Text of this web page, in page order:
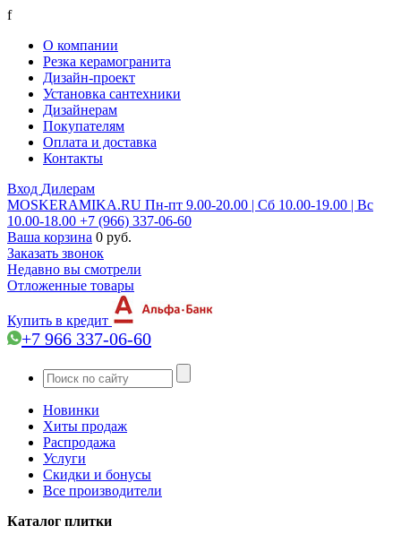
f
О компании
Резка керамогранита
Дизайн-проект
Установка сантехники
Дизайнерам
Покупателям
Оплата и доставка
Контакты
Вход Дилерам
MOSKERAMIKA.RU Пн-пт 9.00-20.00 | Сб 10.00-19.00 | Вс
10.00-18.00 +7 (966) 337-06-60
Ваша корзина 0 руб.
Заказать звонок
Недавно вы смотрели
Отложенные товары
Купить в кредит
+7 966 337-06-60
Новинки
Хиты продаж
Распродажа
Услуги
Скидки и бонусы
Все производители
Каталог плитки